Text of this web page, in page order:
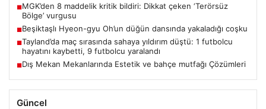
■MGK’den 8 maddelik kritik bildiri: Dikkat çeken ‘Terörsüz
Bölge’ vurgusu
■Beşiktaşlı Hyeon-gyu Oh’un düğün dansında yakaladığı coşku
■Tayland’da maç sırasında sahaya yıldırım düştü: 1 futbolcu
hayatını kaybetti, 9 futbolcu yaralandı
■Dış Mekan Mekanlarında Estetik ve bahçe mutfağı Çözümleri
Güncel